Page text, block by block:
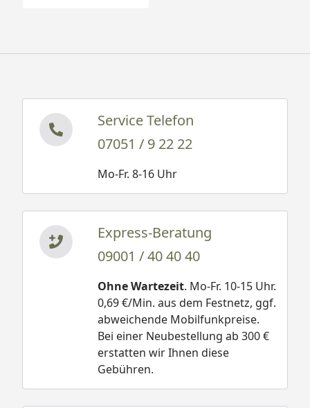
Service Telefon
07051 / 9 22 22
Mo-Fr. 8-16 Uhr
Express-Beratung
09001 / 40 40 40
Ohne Wartezeit. Mo-Fr. 10-15 Uhr.
0,69 €/Min. aus dem Festnetz, ggf.
abweichende Mobilfunkpreise.
Bei einer Neubestellung ab 300 €
erstatten wir Ihnen diese
Gebühren.